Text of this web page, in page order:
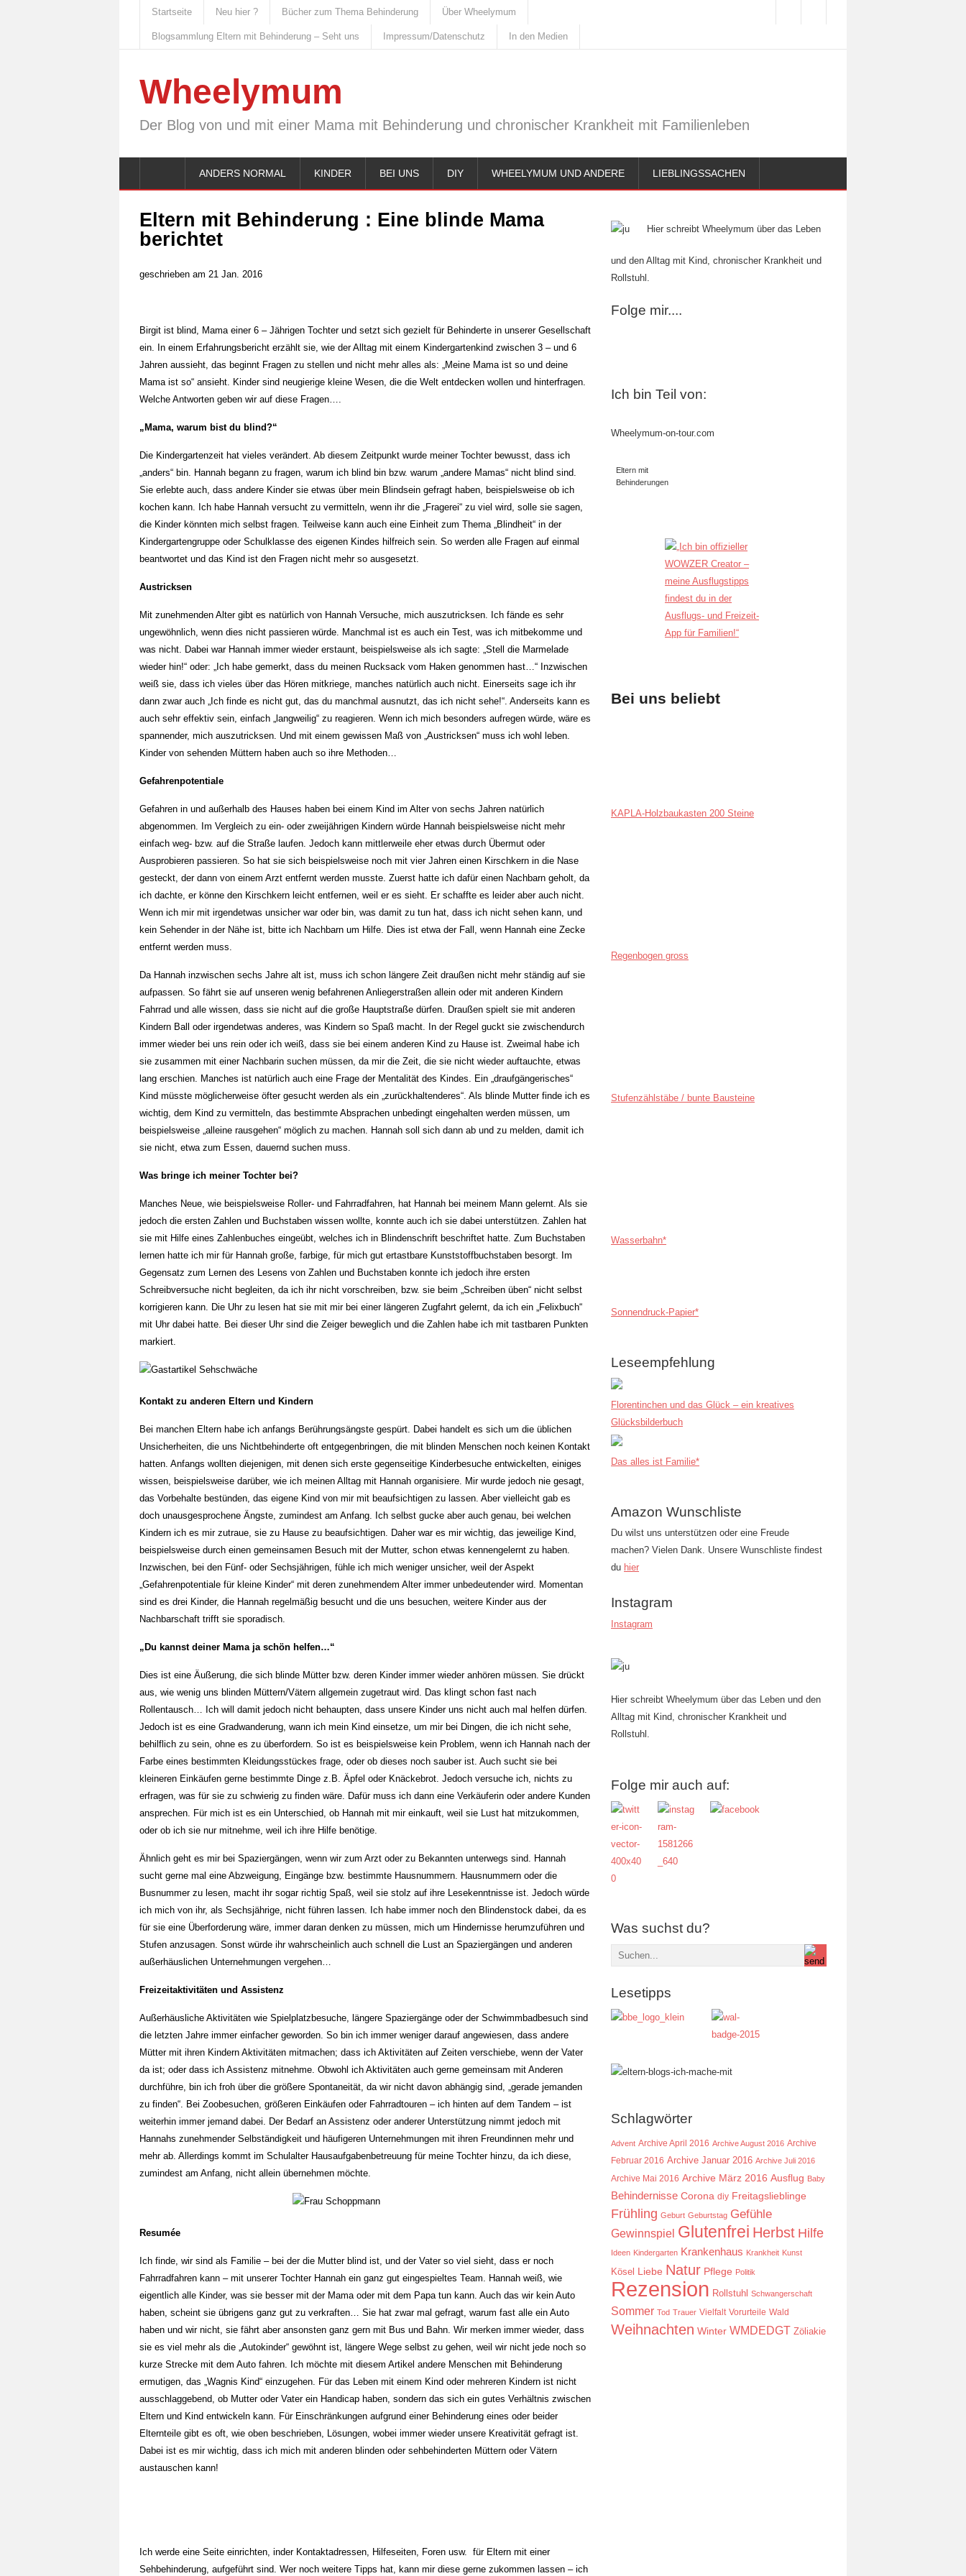
Startseite Neu hier ? Bücher zum Thema Behinderung Über Wheelymum
Blogsammlung Eltern mit Behinderung – Seht uns Impressum/Datenschutz In den Medien
Wheelymum
Der Blog von und mit einer Mama mit Behinderung und chronischer Krankheit mit Familienleben
ANDERS NORMAL KINDER BEI UNS DIY WHEELYMUM UND ANDERE LIEBLINGSSACHEN
Eltern mit Behinderung : Eine blinde Mama
berichtet
geschrieben am 21 Jan. 2016
Birgit ist blind, Mama einer 6 – Jährigen Tochter und setzt sich gezielt für Behinderte in unserer Gesellschaft
ein. In einem Erfahrungsbericht erzählt sie, wie der Alltag mit einem Kindergartenkind zwischen 3 – und 6
Jahren aussieht, das beginnt Fragen zu stellen und nicht mehr alles als: „Meine Mama ist so und deine
Mama ist so“ ansieht. Kinder sind neugierige kleine Wesen, die die Welt entdecken wollen und hinterfragen.
Welche Antworten geben wir auf diese Fragen….
„Mama, warum bist du blind?“
Die Kindergartenzeit hat vieles verändert. Ab diesem Zeitpunkt wurde meiner Tochter bewusst, dass ich
„anders“ bin. Hannah begann zu fragen, warum ich blind bin bzw. warum „andere Mamas“ nicht blind sind.
Sie erlebte auch, dass andere Kinder sie etwas über mein Blindsein gefragt haben, beispielsweise ob ich
kochen kann. Ich habe Hannah versucht zu vermitteln, wenn ihr die „Fragerei“ zu viel wird, solle sie sagen,
die Kinder könnten mich selbst fragen. Teilweise kann auch eine Einheit zum Thema „Blindheit“ in der
Kindergartengruppe oder Schulklasse des eigenen Kindes hilfreich sein. So werden alle Fragen auf einmal
beantwortet und das Kind ist den Fragen nicht mehr so ausgesetzt.
Austricksen
Mit zunehmenden Alter gibt es natürlich von Hannah Versuche, mich auszutricksen. Ich fände es sehr
ungewöhnlich, wenn dies nicht passieren würde. Manchmal ist es auch ein Test, was ich mitbekomme und
was nicht. Dabei war Hannah immer wieder erstaunt, beispielsweise als ich sagte: „Stell die Marmelade
wieder hin!“ oder: „Ich habe gemerkt, dass du meinen Rucksack vom Haken genommen hast…“ Inzwischen
weiß sie, dass ich vieles über das Hören mitkriege, manches natürlich auch nicht. Einerseits sage ich ihr
dann zwar auch „Ich finde es nicht gut, das du manchmal ausnutzt, das ich nicht sehe!“. Anderseits kann es
auch sehr effektiv sein, einfach „langweilig“ zu reagieren. Wenn ich mich besonders aufregen würde, wäre es
spannender, mich auszutricksen. Und mit einem gewissen Maß von „Austricksen“ muss ich wohl leben.
Kinder von sehenden Müttern haben auch so ihre Methoden…
Gefahrenpotentiale
Gefahren in und außerhalb des Hauses haben bei einem Kind im Alter von sechs Jahren natürlich
abgenommen. Im Vergleich zu ein- oder zweijährigen Kindern würde Hannah beispielsweise nicht mehr
einfach weg- bzw. auf die Straße laufen. Jedoch kann mittlerweile eher etwas durch Übermut oder
Ausprobieren passieren. So hat sie sich beispielsweise noch mit vier Jahren einen Kirschkern in die Nase
gesteckt, der dann von einem Arzt entfernt werden musste. Zuerst hatte ich dafür einen Nachbarn geholt, da
ich dachte, er könne den Kirschkern leicht entfernen, weil er es sieht. Er schaffte es leider aber auch nicht.
Wenn ich mir mit irgendetwas unsicher war oder bin, was damit zu tun hat, dass ich nicht sehen kann, und
kein Sehender in der Nähe ist, bitte ich Nachbarn um Hilfe. Dies ist etwa der Fall, wenn Hannah eine Zecke
entfernt werden muss.
Da Hannah inzwischen sechs Jahre alt ist, muss ich schon längere Zeit draußen nicht mehr ständig auf sie
aufpassen. So fährt sie auf unseren wenig befahrenen Anliegerstraßen allein oder mit anderen Kindern
Fahrrad und alle wissen, dass sie nicht auf die große Hauptstraße dürfen. Draußen spielt sie mit anderen
Kindern Ball oder irgendetwas anderes, was Kindern so Spaß macht. In der Regel guckt sie zwischendurch
immer wieder bei uns rein oder ich weiß, dass sie bei einem anderen Kind zu Hause ist. Zweimal habe ich
sie zusammen mit einer Nachbarin suchen müssen, da mir die Zeit, die sie nicht wieder auftauchte, etwas
lang erschien. Manches ist natürlich auch eine Frage der Mentalität des Kindes. Ein „draufgängerisches“
Kind müsste möglicherweise öfter gesucht werden als ein „zurückhaltenderes“. Als blinde Mutter finde ich es
wichtig, dem Kind zu vermitteln, das bestimmte Absprachen unbedingt eingehalten werden müssen, um
beispielsweise „alleine rausgehen“ möglich zu machen. Hannah soll sich dann ab und zu melden, damit ich
sie nicht, etwa zum Essen, dauernd suchen muss.
Was bringe ich meiner Tochter bei?
Manches Neue, wie beispielsweise Roller- und Fahrradfahren, hat Hannah bei meinem Mann gelernt. Als sie
jedoch die ersten Zahlen und Buchstaben wissen wollte, konnte auch ich sie dabei unterstützen. Zahlen hat
sie mit Hilfe eines Zahlenbuches eingeübt, welches ich in Blindenschrift beschriftet hatte. Zum Buchstaben
lernen hatte ich mir für Hannah große, farbige, für mich gut ertastbare Kunststoffbuchstaben besorgt. Im
Gegensatz zum Lernen des Lesens von Zahlen und Buchstaben konnte ich jedoch ihre ersten
Schreibversuche nicht begleiten, da ich ihr nicht vorschreiben, bzw. sie beim „Schreiben üben“ nicht selbst
korrigieren kann. Die Uhr zu lesen hat sie mit mir bei einer längeren Zugfahrt gelernt, da ich ein „Felixbuch“
mit Uhr dabei hatte. Bei dieser Uhr sind die Zeiger beweglich und die Zahlen habe ich mit tastbaren Punkten
markiert.
Kontakt zu anderen Eltern und Kindern
Bei manchen Eltern habe ich anfangs Berührungsängste gespürt. Dabei handelt es sich um die üblichen
Unsicherheiten, die uns Nichtbehinderte oft entgegenbringen, die mit blinden Menschen noch keinen Kontakt
hatten. Anfangs wollten diejenigen, mit denen sich erste gegenseitige Kinderbesuche entwickelten, einiges
wissen, beispielsweise darüber, wie ich meinen Alltag mit Hannah organisiere. Mir wurde jedoch nie gesagt,
das Vorbehalte bestünden, das eigene Kind von mir mit beaufsichtigen zu lassen. Aber vielleicht gab es
doch unausgesprochene Ängste, zumindest am Anfang. Ich selbst gucke aber auch genau, bei welchen
Kindern ich es mir zutraue, sie zu Hause zu beaufsichtigen. Daher war es mir wichtig, das jeweilige Kind,
beispielsweise durch einen gemeinsamen Besuch mit der Mutter, schon etwas kennengelernt zu haben.
Inzwischen, bei den Fünf- oder Sechsjährigen, fühle ich mich weniger unsicher, weil der Aspekt
„Gefahrenpotentiale für kleine Kinder“ mit deren zunehmendem Alter immer unbedeutender wird. Momentan
sind es drei Kinder, die Hannah regelmäßig besucht und die uns besuchen, weitere Kinder aus der
Nachbarschaft trifft sie sporadisch.
„Du kannst deiner Mama ja schön helfen…“
Dies ist eine Äußerung, die sich blinde Mütter bzw. deren Kinder immer wieder anhören müssen. Sie drückt
aus, wie wenig uns blinden Müttern/Vätern allgemein zugetraut wird. Das klingt schon fast nach
Rollentausch… Ich will damit jedoch nicht behaupten, dass unsere Kinder uns nicht auch mal helfen dürfen.
Jedoch ist es eine Gradwanderung, wann ich mein Kind einsetze, um mir bei Dingen, die ich nicht sehe,
behilflich zu sein, ohne es zu überfordern. So ist es beispielsweise kein Problem, wenn ich Hannah nach der
Farbe eines bestimmten Kleidungsstückes frage, oder ob dieses noch sauber ist. Auch sucht sie bei
kleineren Einkäufen gerne bestimmte Dinge z.B. Äpfel oder Knäckebrot. Jedoch versuche ich, nichts zu
erfragen, was für sie zu schwierig zu finden wäre. Dafür muss ich dann eine Verkäuferin oder andere Kunden
ansprechen. Für mich ist es ein Unterschied, ob Hannah mit mir einkauft, weil sie Lust hat mitzukommen,
oder ob ich sie nur mitnehme, weil ich ihre Hilfe benötige.
Ähnlich geht es mir bei Spaziergängen, wenn wir zum Arzt oder zu Bekannten unterwegs sind. Hannah
sucht gerne mal eine Abzweigung, Eingänge bzw. bestimmte Hausnummern. Hausnummern oder die
Busnummer zu lesen, macht ihr sogar richtig Spaß, weil sie stolz auf ihre Lesekenntnisse ist. Jedoch würde
ich mich von ihr, als Sechsjährige, nicht führen lassen. Ich habe immer noch den Blindenstock dabei, da es
für sie eine Überforderung wäre, immer daran denken zu müssen, mich um Hindernisse herumzuführen und
Stufen anzusagen. Sonst würde ihr wahrscheinlich auch schnell die Lust an Spaziergängen und anderen
außerhäuslichen Unternehmungen vergehen…
Freizeitaktivitäten und Assistenz
Außerhäusliche Aktivitäten wie Spielplatzbesuche, längere Spaziergänge oder der Schwimmbadbesuch sind
die letzten Jahre immer einfacher geworden. So bin ich immer weniger darauf angewiesen, dass andere
Mütter mit ihren Kindern Aktivitäten mitmachen; dass ich Aktivitäten auf Zeiten verschiebe, wenn der Vater
da ist; oder dass ich Assistenz mitnehme. Obwohl ich Aktivitäten auch gerne gemeinsam mit Anderen
durchführe, bin ich froh über die größere Spontaneität, da wir nicht davon abhängig sind, „gerade jemanden
zu finden“. Bei Zoobesuchen, größeren Einkäufen oder Fahrradtouren – ich hinten auf dem Tandem – ist
weiterhin immer jemand dabei. Der Bedarf an Assistenz oder anderer Unterstützung nimmt jedoch mit
Hannahs zunehmender Selbständigkeit und häufigeren Unternehmungen mit ihren Freundinnen mehr und
mehr ab. Allerdings kommt im Schulalter Hausaufgabenbetreuung für meine Tochter hinzu, da ich diese,
zumindest am Anfang, nicht allein übernehmen möchte.
Resumée
Ich finde, wir sind als Familie – bei der die Mutter blind ist, und der Vater so viel sieht, dass er noch
Fahrradfahren kann – mit unserer Tochter Hannah ein ganz gut eingespieltes Team. Hannah weiß, wie
eigentlich alle Kinder, was sie besser mit der Mama oder mit dem Papa tun kann. Auch das wir kein Auto
haben, scheint sie übrigens ganz gut zu verkraften… Sie hat zwar mal gefragt, warum fast alle ein Auto
haben und wir nicht, sie fährt aber ansonsten ganz gern mit Bus und Bahn. Wir merken immer wieder, dass
sie es viel mehr als die „Autokinder“ gewöhnt ist, längere Wege selbst zu gehen, weil wir nicht jede noch so
kurze Strecke mit dem Auto fahren. Ich möchte mit diesem Artikel andere Menschen mit Behinderung
ermutigen, das „Wagnis Kind“ einzugehen. Für das Leben mit einem Kind oder mehreren Kindern ist nicht
ausschlaggebend, ob Mutter oder Vater ein Handicap haben, sondern das sich ein gutes Verhältnis zwischen
Eltern und Kind entwickeln kann. Für Einschränkungen aufgrund einer Behinderung eines oder beider
Elternteile gibt es oft, wie oben beschrieben, Lösungen, wobei immer wieder unsere Kreativität gefragt ist.
Dabei ist es mir wichtig, dass ich mich mit anderen blinden oder sehbehinderten Müttern oder Vätern
austauschen kann!
Ich werde eine Seite einrichten, inder Kontaktadressen, Hilfeseiten, Foren usw. für Eltern mit einer
Sehbehinderung, aufgeführt sind. Wer noch weitere Tipps hat, kann mir diese gerne zukommen lassen – ich
Hier schreibt Wheelymum über das Leben
und den Alltag mit Kind, chronischer Krankheit und
Rollstuhl.
Folge mir....
Ich bin Teil von:
Wheelymum-on-tour.com
Eltern mit
Behinderungen
Bei uns beliebt
KAPLA-Holzbaukasten 200 Steine
Regenbogen gross
Stufenzählstäbe / bunte Bausteine
Wasserbahn*
Sonnendruck-Papier*
Leseempfehlung
Florentinchen und das Glück – ein kreatives
Glücksbilderbuch
Das alles ist Familie*
Amazon Wunschliste
Du wilst uns unterstützen oder eine Freude
machen? Vielen Dank. Unsere Wunschliste findest
du hier
Instagram
Instagram
Hier schreibt Wheelymum über das Leben und den
Alltag mit Kind, chronischer Krankheit und
Rollstuhl.
Folge mir auch auf:
Was suchst du?
Lesetipps
Schlagwörter
Advent Archive April 2016 Archive August 2016 Archive
Februar 2016 Archive Januar 2016 Archive Juli 2016
Archive Mai 2016 Archive März 2016 Ausflug Baby
Behindernisse Corona diy Freitagslieblinge
Frühling Geburt Geburtstag Gefühle
Gewinnspiel Glutenfrei Herbst Hilfe
Ideen Kindergarten Krankenhaus Krankheit Kunst
Kösel Liebe Natur Pflege Politik
Rezension Rollstuhl Schwangerschaft
Sommer Tod Trauer Vielfalt Vorurteile Wald
Weihnachten Winter WMDEDGT Zöliakie